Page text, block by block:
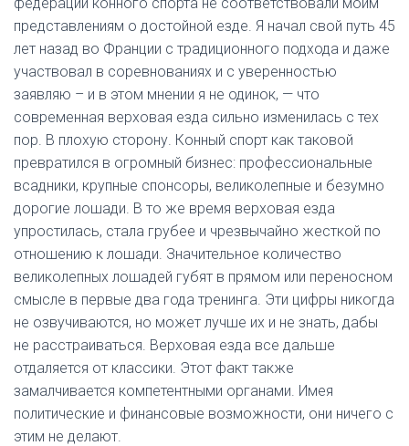
представлениям о достойной езде. Я начал свой путь 45
лет назад во Франции с традиционного подхода и даже
участвовал в соревнованиях и с уверенностью
заявляю – и в этом мнении я не одинок, — что
современная верховая езда сильно изменилась с тех
пор. В плохую сторону. Конный спорт как таковой
превратился в огромный бизнес: профессиональные
всадники, крупные спонсоры, великолепные и безумно
дорогие лошади. В то же время верховая езда
упростилась, стала грубее и чрезвычайно жесткой по
отношению к лошади. Значительное количество
великолепных лошадей губят в прямом или переносном
смысле в первые два года тренинга. Эти цифры никогда
не озвучиваются, но может лучше их и не знать, дабы
не расстраиваться. Верховая езда все дальше
отдаляется от классики. Этот факт также
замалчивается компетентными органами. Имея
политические и финансовые возможности, они ничего с
этим не делают.